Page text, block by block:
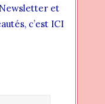
et
c’est ICI